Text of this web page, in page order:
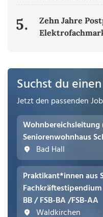
5.
Zehn Jahre
Suchst du
Jetzt den passenden
Wohnbereichsleitung
Seniorenwohnhaus
Bad Hall
Praktikant*innen aus
BB / FSB-BA /FSB-AA
Waldkirchen